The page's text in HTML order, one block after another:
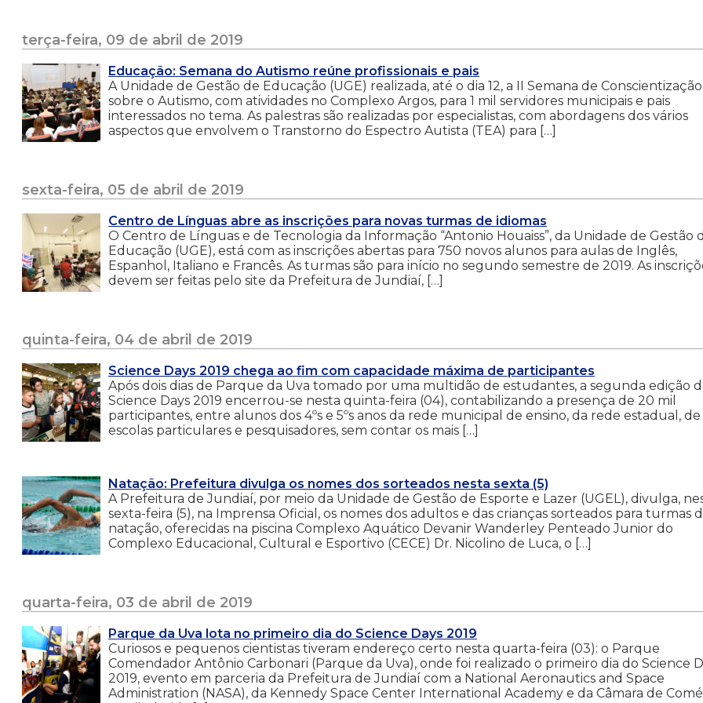
terça-feira, 09 de abril de 2019
Educação: Semana do Autismo reúne profissionais e pais
A Unidade de Gestão de Educação (UGE) realizada, até o dia 12, a II Semana de Conscientização
sobre o Autismo, com atividades no Complexo Argos, para 1 mil servidores municipais e pais
interessados no tema. As palestras são realizadas por especialistas, com abordagens dos vários
aspectos que envolvem o Transtorno do Espectro Autista (TEA) para […]
sexta-feira, 05 de abril de 2019
Centro de Línguas abre as inscrições para novas turmas de idiomas
O Centro de Línguas e de Tecnologia da Informação “Antonio Houaiss”, da Unidade de Gestão
Educação (UGE), está com as inscrições abertas para 750 novos alunos para aulas de Inglês,
Espanhol, Italiano e Francês. As turmas são para início no segundo semestre de 2019. As
devem ser feitas pelo site da Prefeitura de Jundiaí, […]
quinta-feira, 04 de abril de 2019
Science Days 2019 chega ao fim com capacidade máxima de participantes
Após dois dias de Parque da Uva tomado por uma multidão de estudantes, a segunda edição
Science Days 2019 encerrou-se nesta quinta-feira (04), contabilizando a presença de 20 mil
participantes, entre alunos dos 4ºs e 5ºs anos da rede municipal de ensino, da rede estadual, de
escolas particulares e pesquisadores, sem contar os mais […]
Natação: Prefeitura divulga os nomes dos sorteados nesta sexta (5)
A Prefeitura de Jundiaí, por meio da Unidade de Gestão de Esporte e Lazer (UGEL), divulga,
sexta-feira (5), na Imprensa Oficial, os nomes dos adultos e das crianças sorteados para turmas
natação, oferecidas na piscina Complexo Aquático Devanir Wanderley Penteado Junior do
Complexo Educacional, Cultural e Esportivo (CECE) Dr. Nicolino de Luca, o […]
quarta-feira, 03 de abril de 2019
Parque da Uva lota no primeiro dia do Science Days 2019
Curiosos e pequenos cientistas tiveram endereço certo nesta quarta-feira (03): o Parque
Comendador Antônio Carbonari (Parque da Uva), onde foi realizado o primeiro dia do Science
2019, evento em parceria da Prefeitura de Jundiaí com a National Aeronautics and Space
Administration (NASA), da Kennedy Space Center International Academy e da Câmara de